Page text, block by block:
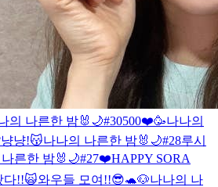
의 나른한 밤🐰🌙#30500❤️🥳나나의
냥!😽나나의 나른한 밤🐰🌙#28루시
른한 밤🐰🌙#27❤️HAPPY SORA
다!!🙀와우들 모여!!😎🐢🐶나나의 나